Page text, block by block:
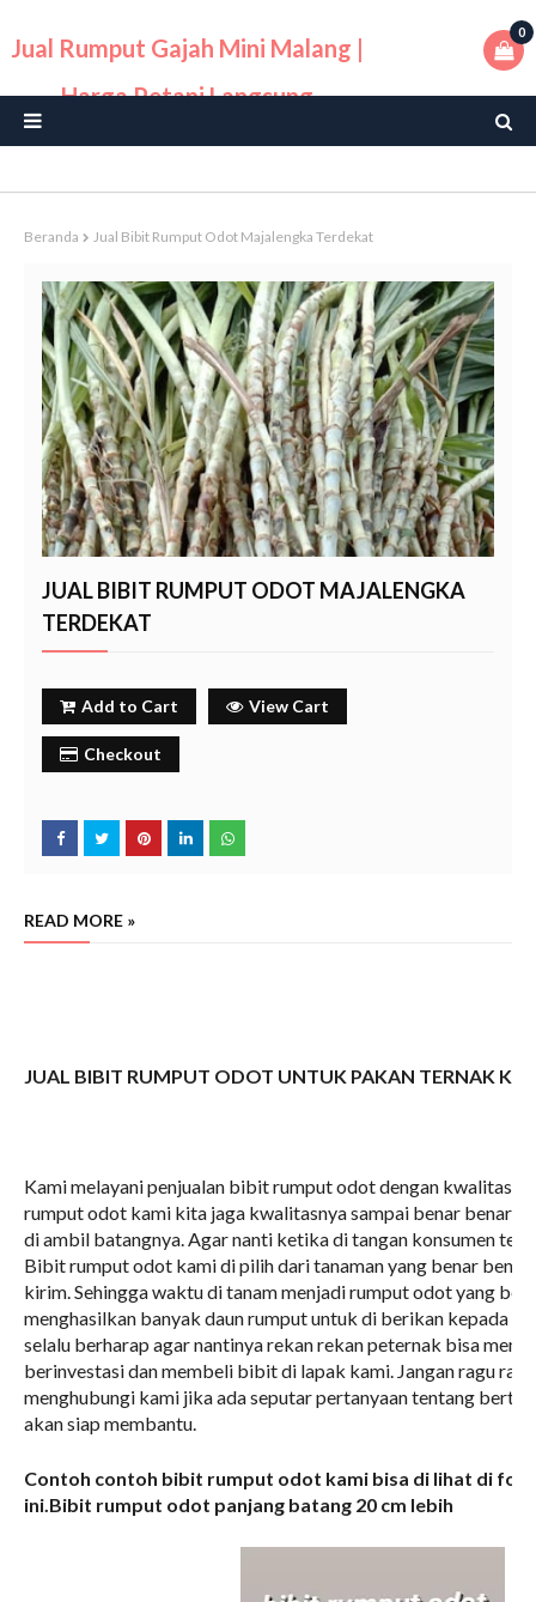
Jual Rumput Gajah Mini Malang |
Harga Petani Langsung
0
Beranda Jual Bibit Rumput Odot Majalengka Terdekat
JUAL BIBIT RUMPUT ODOT MAJALENGKA
TERDEKAT
Add to Cart View Cart
Checkout
READ MORE »
JUAL BIBIT RUMPUT ODOT UNTUK PAKAN TERNAK
Kami melayani penjualan bibit rumput odot dengan kwalitas
rumput odot kami kita jaga kwalitasnya sampai benar benar
di ambil batangnya. Agar nanti ketika di tangan konsumen
Bibit rumput odot kami di pilih dari tanaman yang benar benar
kirim. Sehingga waktu di tanam menjadi rumput odot yang
menghasilkan banyak daun rumput untuk di berikan kepada
selalu berharap agar nantinya rekan rekan peternak bisa
berinvestasi dan membeli bibit di lapak kami. Jangan ragu
menghubungi kami jika ada seputar pertanyaan tentang
akan siap membantu.
Contoh contoh bibit rumput odot kami bisa di lihat di
ini.Bibit rumput odot panjang batang 20 cm lebih